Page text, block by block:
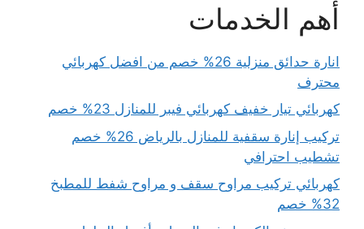
أهم الخدمات
انارة حدائق منزلية 26% خصم من افضل كهربائي
محترف
كهربائي تيار خفيف كهربائي فيبر للمنازل 23% خصم
تركيب إنارة سقفية للمنازل بالرياض 26% خصم
تشطيب احترافي
كهربائي تركيب مراوح سقف و مراوح شفط للمطبخ
32% خصم